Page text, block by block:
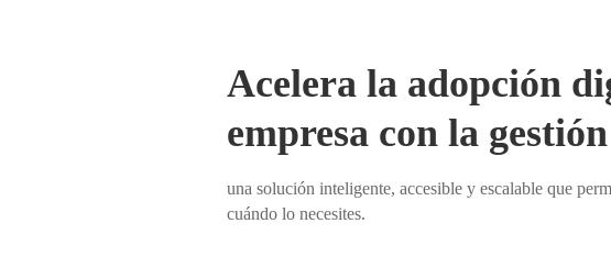
Acelera la adopción
empresa con la
una solución inteligente, accesible y escalable que
cuándo lo necesites.